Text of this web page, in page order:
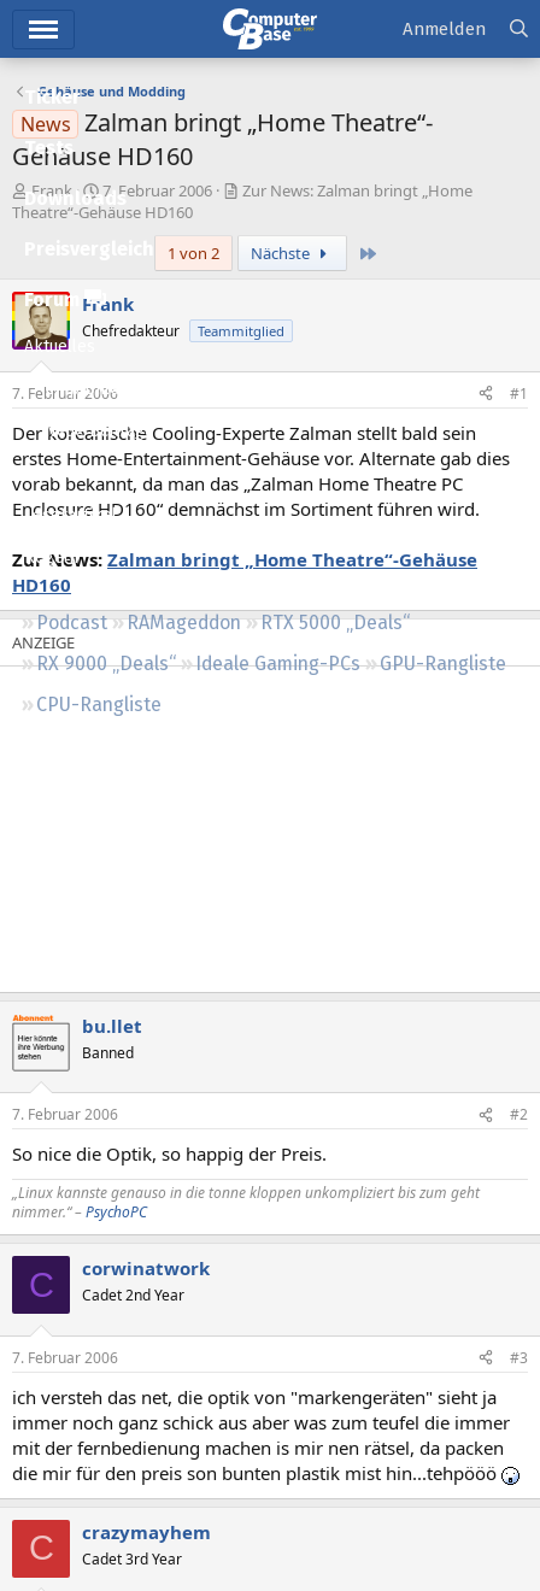
Ticker
Tests
Downloads
Forum
Aktuelles
Empfohlene Inhalte
Neue Beiträge
Neueste Aktivitäten
Leserartikel
Regeln
Podcast RAMageddon
RTX 5000 „Deals“
RX 9000 „Deals“
Ideale Gaming-PCs
GPU-Rangliste
CPU-Rangliste
Anmelden
Gehäuse und Modding
News Zalman bringt „Home Theatre“-
Gehäuse HD160
E
r
l
l
e
r
Frank
E
r
t
m
7. Februar 2006
Zur News: Zalman bringt „Home
Theatre“-Gehäuse HD160
1 von 2
Nächste
Frank
Chefredakteur Teammitglied
7. Februar 2006 #1
Der koreanische Cooling-Experte Zalman stellt bald sein
erstes Home-Entertainment-Gehäuse vor. Alternate gab dies
vorab bekannt, da man das „Zalman Home Theatre PC
Enclosure HD160“ demnächst im Sortiment führen wird.
Zur News: Zalman bringt „Home Theatre“-Gehäuse
HD160
bu.llet
Banned
7. Februar 2006 #2
So nice die Optik, so happig der Preis.
„Linux kannste genauso in die tonne kloppen unkompliziert bis zum geht
nimmer.“ –PsychoPC
C corwinatwork
Cadet 2nd Year
7. Februar 2006 #3
ich versteh das net, die optik von "markengeräten" sieht ja
immer noch ganz schick aus aber was zum teufel die immer
mit der fernbedienung machen is mir nen rätsel, da packen
die mir für den preis son bunten plastik mist hin...tehpööö
C crazymayhem
Cadet 3rd Year